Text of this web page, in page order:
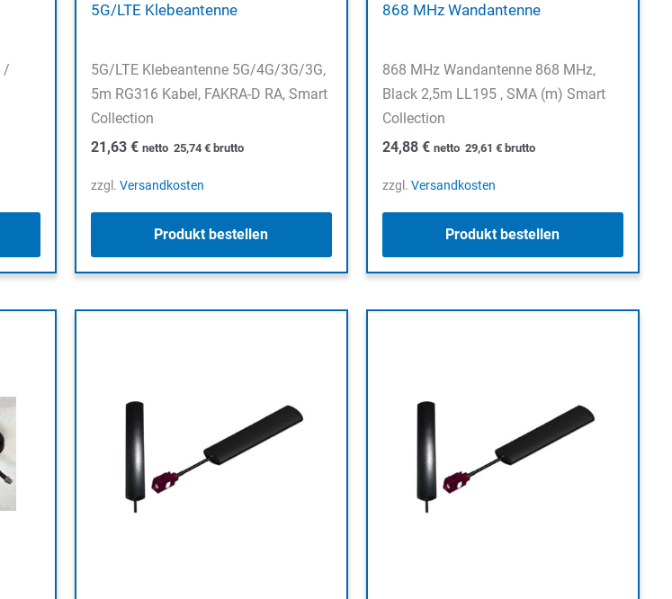
/
5G/LTE Klebeantenne
5G/LTE Klebeantenne 5G/4G/3G/3G,
5m RG316 Kabel, FAKRA-D RA, Smart
Collection
21,63 € netto 25,74 €brutto
zzgl. Versandkosten
Produkt bestellen
868 MHz Wandantenne
868 MHz Wandantenne 868 MHz,
Black 2,5m LL195 , SMA (m) Smart
Collection
24,88 € netto 29,61 €brutto
zzgl. Versandkosten
Produkt bestellen